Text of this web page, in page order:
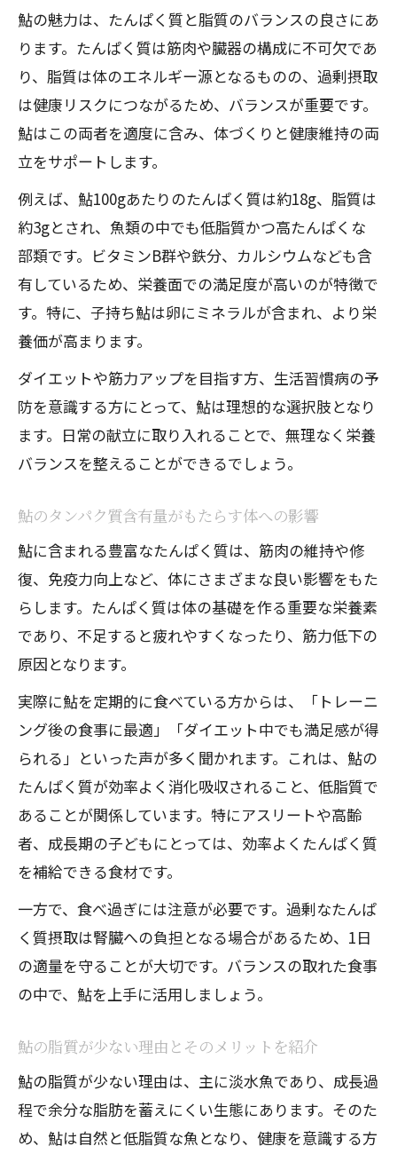
鮎の魅力は、たんぱく質と脂質のバランスの良さにあ
ります。たんぱく質は筋肉や臓器の構成に不可欠であ
り、脂質は体のエネルギー源となるものの、過剰摂取
は健康リスクにつながるため、バランスが重要です。
鮎はこの両者を適度に含み、体づくりと健康維持の両
立をサポートします。
例えば、鮎100gあたりのたんぱく質は約18g、脂質は
約3gとされ、魚類の中でも低脂質かつ高たんぱくな
部類です。ビタミンB群や鉄分、カルシウムなども含
有しているため、栄養面での満足度が高いのが特徴で
す。特に、子持ち鮎は卵にミネラルが含まれ、より栄
養価が高まります。
ダイエットや筋力アップを目指す方、生活習慣病の予
防を意識する方にとって、鮎は理想的な選択肢となり
ます。日常の献立に取り入れることで、無理なく栄養
バランスを整えることができるでしょう。
鮎のタンパク質含有量がもたらす体への影響
鮎に含まれる豊富なたんぱく質は、筋肉の維持や修
復、免疫力向上など、体にさまざまな良い影響をもた
らします。たんぱく質は体の基礎を作る重要な栄養素
であり、不足すると疲れやすくなったり、筋力低下の
原因となります。
実際に鮎を定期的に食べている方からは、「トレーニ
ング後の食事に最適」「ダイエット中でも満足感が得
られる」といった声が多く聞かれます。これは、鮎の
たんぱく質が効率よく消化吸収されること、低脂質で
あることが関係しています。特にアスリートや高齢
者、成長期の子どもにとっては、効率よくたんぱく質
を補給できる食材です。
一方で、食べ過ぎには注意が必要です。過剰なたんぱ
く質摂取は腎臓への負担となる場合があるため、1日
の適量を守ることが大切です。バランスの取れた食事
の中で、鮎を上手に活用しましょう。
鮎の脂質が少ない理由とそのメリットを紹介
鮎の脂質が少ない理由は、主に淡水魚であり、成長過
程で余分な脂肪を蓄えにくい生態にあります。そのた
め、鮎は自然と低脂質な魚となり、健康を意識する方